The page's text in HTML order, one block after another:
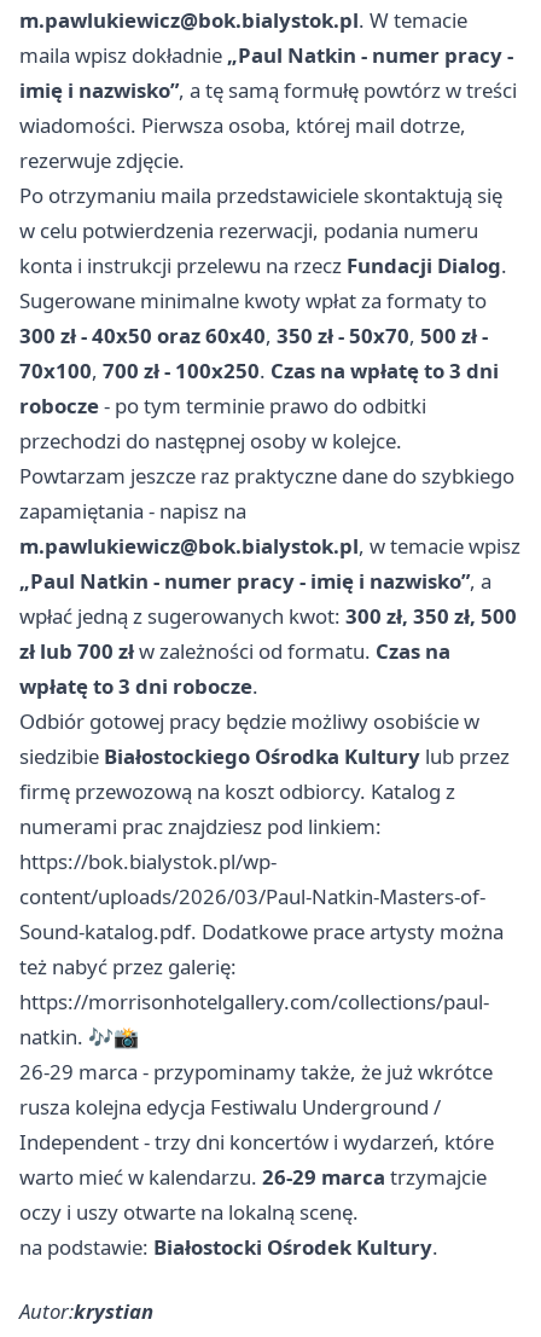
m.pawlukiewicz@bok.bialystok.pl. W temacie
maila wpisz dokładnie „Paul Natkin - numer pracy -
imię i nazwisko”, a tę samą formułę powtórz w treści
wiadomości. Pierwsza osoba, której mail dotrze,
rezerwuje zdjęcie.
Po otrzymaniu maila przedstawiciele skontaktują się
w celu potwierdzenia rezerwacji, podania numeru
konta i instrukcji przelewu na rzecz Fundacji Dialog.
Sugerowane minimalne kwoty wpłat za formaty to
300 zł - 40x50 oraz 60x40, 350 zł - 50x70, 500 zł -
70x100, 700 zł - 100x250. Czas na wpłatę to 3 dni
robocze- po tym terminie prawo do odbitki
przechodzi do następnej osoby w kolejce.
Powtarzam jeszcze raz praktyczne dane do szybkiego
zapamiętania - napisz na
m.pawlukiewicz@bok.bialystok.pl, w temacie wpisz
„Paul Natkin - numer pracy - imię i nazwisko”, a
wpłać jedną z sugerowanych kwot: 300 zł, 350 zł, 500
zł lub 700 złw zależności od formatu. Czas na
wpłatę to 3 dni robocze.
Odbiór gotowej pracy będzie możliwy osobiście w
siedzibie Białostockiego Ośrodka Kultury lub przez
firmę przewozową na koszt odbiorcy. Katalog z
numerami prac znajdziesz pod linkiem:
https://bok.bialystok.pl/wp-
content/uploads/2026/03/Paul-Natkin-Masters-of-
Sound-katalog.pdf. Dodatkowe prace artysty można
też nabyć przez galerię:
https://morrisonhotelgallery.com/collections/paul-
natkin. 🎶📸
26-29 marca - przypominamy także, że już wkrótce
rusza kolejna edycja Festiwalu Underground /
Independent - trzy dni koncertów i wydarzeń, które
warto mieć w kalendarzu. 26-29 marca trzymajcie
oczy i uszy otwarte na lokalną scenę.
na podstawie: Białostocki Ośrodek Kultury.
Autor:krystian